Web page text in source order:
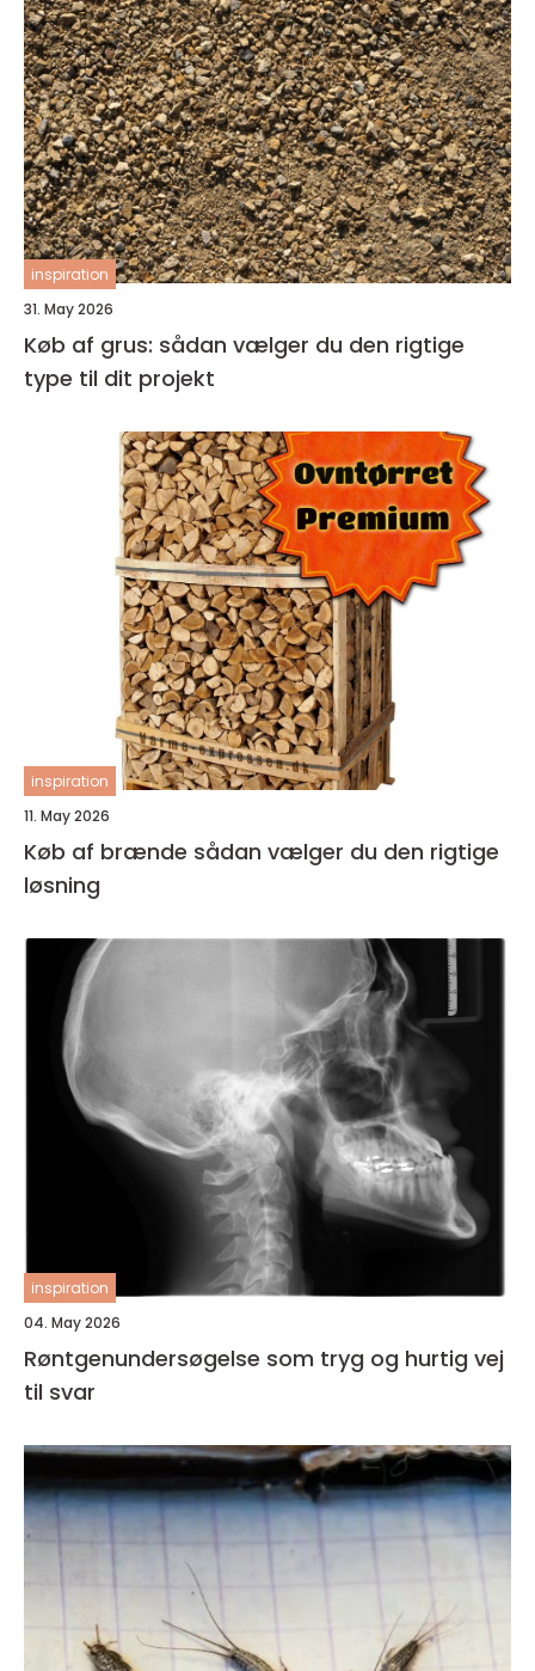
inspiration
31. May 2026
Køb af grus: sådan vælger du den rigtige
type til dit projekt
inspiration
11. May 2026
Køb af brænde sådan vælger du den rigtige
løsning
inspiration
04. May 2026
Røntgenundersøgelse som tryg og hurtig vej
til svar